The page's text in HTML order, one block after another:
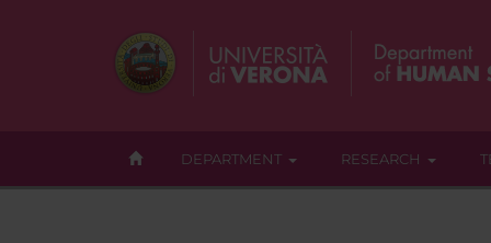
DEPARTMENT RESEARCH